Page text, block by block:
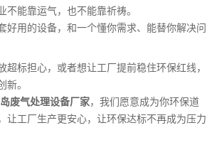
不能靠运气，也不能靠祈祷。
好用的设备，和一个懂你需求、能替你解决问
超标担心，或者想让工厂提前稳住环保红线，
新。
废气处理设备厂家，我们愿意成为你环保道
让工厂生产更安心，让环保达标不再成为压力